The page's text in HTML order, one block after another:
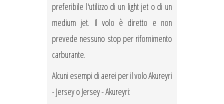
preferibile l'utilizzo di un light jet o di un
medium jet. Il volo è diretto e non
prevede nessuno stop per rifornimento
carburante.
Alcuni esempi di aerei per il volo Akureyri
- Jersey o Jersey - Akureyri: